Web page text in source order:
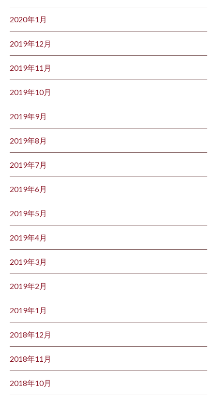
2020年1月
2019年12月
2019年11月
2019年10月
2019年9月
2019年8月
2019年7月
2019年6月
2019年5月
2019年4月
2019年3月
2019年2月
2019年1月
2018年12月
2018年11月
2018年10月